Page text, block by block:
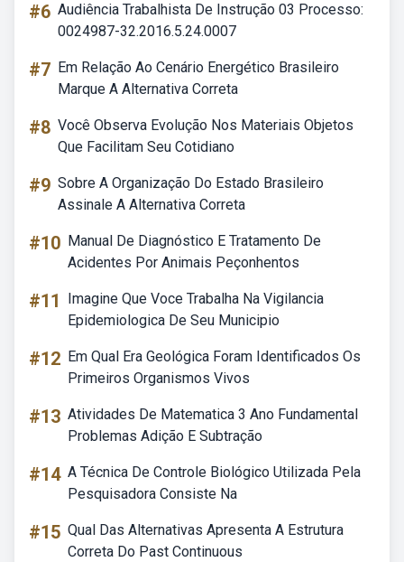
#6 Audiência Trabalhista De Instrução 03 Processo:
0024987-32.2016.5.24.0007
#7 Em Relação Ao Cenário Energético Brasileiro
Marque A Alternativa Correta
#8 Você Observa Evolução Nos Materiais Objetos
Que Facilitam Seu Cotidiano
#9 Sobre A Organização Do Estado Brasileiro
Assinale A Alternativa Correta
#10 Manual De Diagnóstico E Tratamento De
Acidentes Por Animais Peçonhentos
#11
Imagine Que Voce Trabalha Na Vigilancia
Epidemiologica De Seu Municipio
#12 Em Qual Era Geológica Foram Identificados Os
Primeiros Organismos Vivos
#13 Atividades De Matematica 3 Ano Fundamental
Problemas Adição E Subtração
#14 A Técnica De Controle Biológico Utilizada Pela
Pesquisadora Consiste Na
#15 Qual Das Alternativas Apresenta A Estrutura
Correta Do Past Continuous